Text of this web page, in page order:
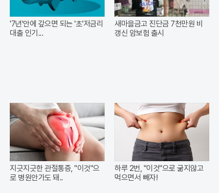
'7년'안에 갚으면 되는 '초'저금리
대출 인기...
새마을금고 진단금 7천만원 비
갱신 암보험 출시
지긋지긋한 관절통증, "이것"으
로 병원안가도 돼..
하루 2번, "이것"으로 굶지않고
먹으면서 빼자!